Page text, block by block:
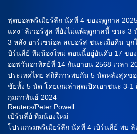
ฟุตบอลพรีเมียร์ลีก นัดที่ 4 ของฤดูกาล
แดง” ลิเวอร์พูล ที่ยังไม่แพ้ฤดูกาลนี้ ชนะ
3 หลัง อาร์เซน่อล สเปอร์ส ชนะเมื่อคืน บุก
บิร์นลี่ย์ ทีมน้องใหม่ ตอนนี้อยู่อันดับ 17 ขอ
ออฟวันอาทิตย์ที่ 14 กันยายน 2568 เวลา
ประเทศไทย สถิติการพบกัน 5 นัดหลังสุดขอ
ชัยทั้ง 5 นัด โดยเกมล่าสุดเปิดเอาชนะ 3-1
กุมภาพันธ์ 2024
Reuters/Peter Powell
เบิร์นลี่ย์ ทีมน้องใหม่
โปรแกรมพรีเมียร์ลีก นัดที่ 4 เบิร์นลี่ย์ พบ